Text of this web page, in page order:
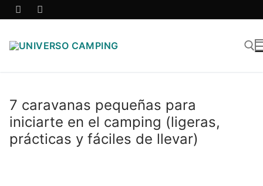
7 caravanas pequeñas para
iniciarte en el camping (ligeras,
prácticas y fáciles de llevar)